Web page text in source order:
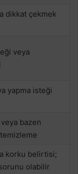
dikkat çekmek
veya
yapma isteği
bazen
korku belirtisi;
olabilir